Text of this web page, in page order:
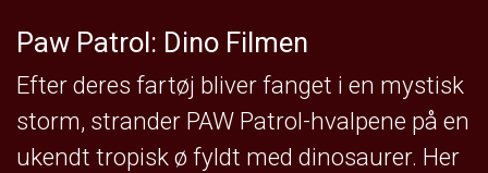
Paw Patrol: Dino Filmen
Efter deres fartøj bliver fanget i en mystisk
storm, strander PAW Patrol-hvalpene på en
ukendt tropisk ø fyldt med dinosaurer. Her